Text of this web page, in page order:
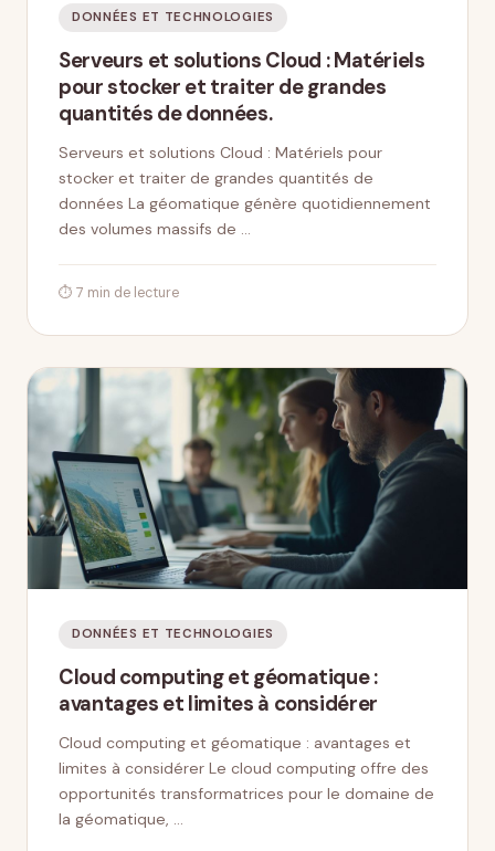
DONNÉES ET TECHNOLOGIES
Serveurs et solutions Cloud : Matériels
pour stocker et traiter de grandes
quantités de données.
Serveurs et solutions Cloud : Matériels pour
stocker et traiter de grandes quantités de
données La géomatique génère quotidiennement
des volumes massifs de …
⏱ 7 min de lecture
DONNÉES ET TECHNOLOGIES
Cloud computing et géomatique :
avantages et limites à considérer
Cloud computing et géomatique : avantages et
limites à considérer Le cloud computing offre des
opportunités transformatrices pour le domaine de
la géomatique, …